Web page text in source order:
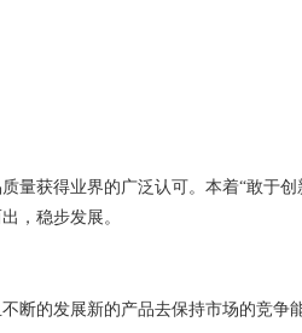
量获得业界的广泛认可。本着“敢于
，稳步发展。
的发展新的产品去保持市场的竞争